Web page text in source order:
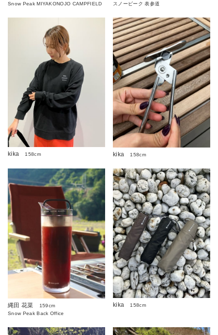
Snow Peak MIYAKONOJO CAMPFIELD
スノーピーク 表参道
kika 158cm kika 158cm
縄田 花菜
159cm
Snow Peak Back Office
kika 158cm